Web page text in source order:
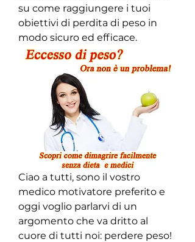
su come raggiungere i tuoi
obiettivi di perdita di peso in
modo sicuro ed efficace.
Ciao a tutti, sono il vostro
medico motivatore preferito e
oggi voglio parlarvi di un
argomento che va dritto al
cuore di tutti noi: perdere peso!